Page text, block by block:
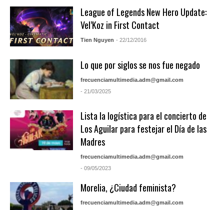
League of Legends New Hero Update:
Vel’Koz in First Contact
Tien Nguyen - 22/12/2016
Lo que por siglos se nos fue negado
frecuenciamultimedia.adm@gmail.com
- 21/03/2025
Lista la logística para el concierto de
Los Aguilar para festejar el Día de las
Madres
frecuenciamultimedia.adm@gmail.com
- 09/05/2023
Morelia, ¿Ciudad feminista?
frecuenciamultimedia.adm@gmail.com